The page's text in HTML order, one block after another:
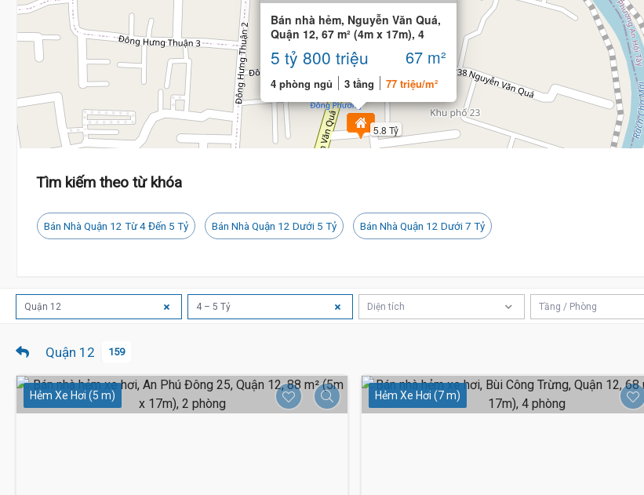
5.8 Tỷ
Bán nhà hẻm, Nguyễn Văn Quá,
Quận 12, 67 m² (4m x 17m), 4
phòng
5 tỷ 800 triệu 67 m²
4 phòng ngủ 3 tầng 77 triệu/m²
Tìm kiếm theo từ khóa
Bán Nhà Quận 12 Từ 4 Đến 5 Tỷ Bán Nhà Quận 12 Dưới 5 Tỷ Bán Nhà Quận 12 Dưới 7 Tỷ
Quận 12 4 – 5 Tỷ Diện tích Tầng / Phòng
Quận 12 159
Hẻm Xe Hơi (5 m) Hẻm Xe Hơi (7 m)